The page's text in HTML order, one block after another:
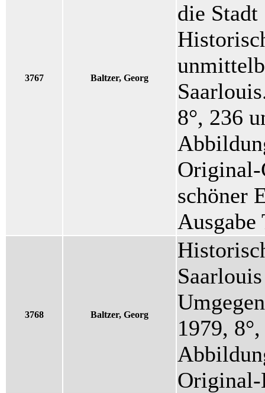
3767 Baltzer, Georg
die
8°, 236
Original-
schöner
Ausgabe
3768 Baltzer, Georg
1979,
Original-